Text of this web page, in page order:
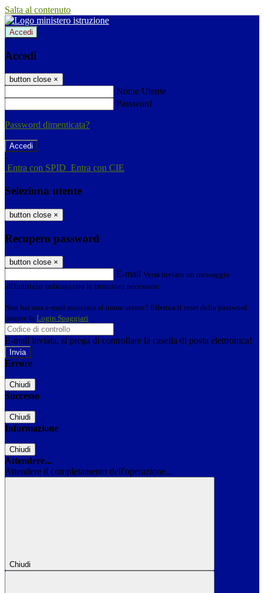
Salta al contenuto
Accedi
Accedi
button close ×
Nome Utente
Password
Password dimenticata?
-
Entra con SPID Entra con CIE
Seleziona utente
button close ×
Recupero password
button close ×
E-mail Verrà inviato un messaggio
all'indirizzo indicato con le istruzioni necessarie.
Non hai una e-mail associata al nome utente? Effettua il reset della password
tramite la Login Spaggiari
E-mail inviata, si prega di controllare la casella di posta elettronica!
Errore
Chiudi
Successo
Chiudi
Informazione
Chiudi
Attendere...
Attendere il completamento dell'operazione...
Chiudi